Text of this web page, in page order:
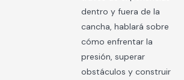
dentro y fuera de la
cancha, hablará sobre
cómo enfrentar la
presión, superar
obstáculos y construir